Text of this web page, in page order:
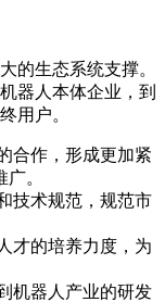
的生态系统支撑。
器人本体企业，到
用户。
合作，形成更加紧
。
技术规范，规范市
才的培养力度，为
机器人产业的研发